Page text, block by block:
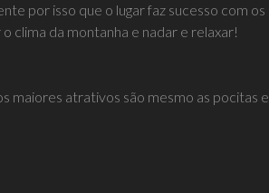
por isso que o lugar faz sucesso com os
clima da montanha e nadar e relaxar!
maiores atrativos são mesmo as pocitas e